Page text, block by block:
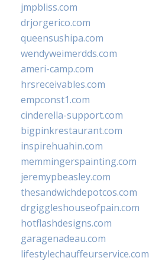
jmpbliss.com
drjorgerico.com
queensushipa.com
wendyweimerdds.com
ameri-camp.com
hrsreceivables.com
empconst1.com
cinderella-support.com
bigpinkrestaurant.com
inspirehuahin.com
memmingerspainting.com
jeremypbeasley.com
thesandwichdepotcos.com
drgiggleshouseofpain.com
hotflashdesigns.com
garagenadeau.com
lifestylechauffeurservice.com